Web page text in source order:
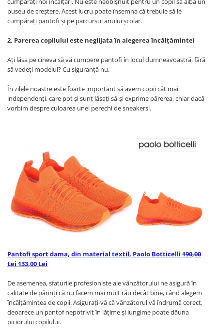
puseu de creştere. Acest lucru poate însemna că trebuie să le
cumpăraţi pantofi şi pe parcursul anului şcolar.
2. Parerea copilului este neglijata în alegerea încălțămintei
Aţi lăsa pe cineva să vă cumpere pantofi în locul dumneavoastră, fără
să vedeți modelul? Cu siguranţă nu.
În zilele noastre este foarte important să avem copii cât mai
independenți, care pot și sunt lăsați să-și exprime părerea, chiar dacă
vorbim despre culoarea unei perechi de sneakersi.
Pantofi sport dama, din material textil, Paolo Botticelli 190,00
Lei 133,00 Lei
De asemenea, sfaturile profesioniste ale vânzătorului ne asigură în
calitate de părinţi că nu facem mai mult rău decât bine, când alegem
încălțămintea de copii. Asiguraţi-vă că vânzătorul vă îndrumă corect,
deoarece un pantof nepotrivit în lăţime şi lungime poate dăuna
piciorului copilului.